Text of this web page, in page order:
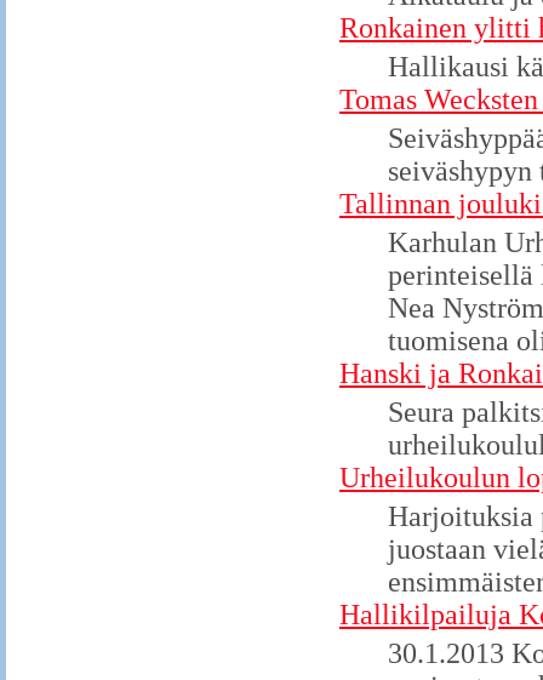
Ronkainen ylitti
Hallikausi
Tomas
Tallinnan
Karhulan
Nea
tuomisena
Hanski ja
Seura
Urheilukoulun
Harjoituksia
juostaan
Hallikilpailuja
30.1.2013